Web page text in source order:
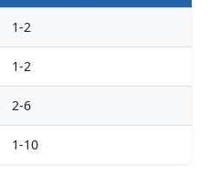
1-2
1-2
2-6
1-10